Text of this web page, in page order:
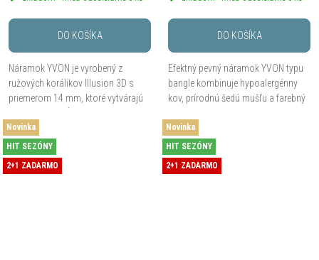
DO KOŠÍKA
Náramok YVON je vyrobený z
ružových korálikov Illusion 3D s
priemerom 14 mm, ktoré vytvárajú
vnútorného lesku. Roztiahnuteľné
prevedenie,...
DO KOŠÍKA
Efektný pevný náramok YVON typu
bangle kombinuje hypoalergénny
kov, prírodnú šedú mušľu a farebný
konštrukcii. Veľkosť Medium, pevný
tvar a možnosť...
Novinka
HIT SEZÓNY
2+1 ZADARMO
Novinka
HIT SEZÓNY
2+1 ZADARMO